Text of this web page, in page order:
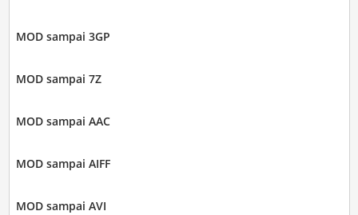
MOD sampai 3GP
MOD sampai 7Z
MOD sampai AAC
MOD sampai AIFF
MOD sampai AVI